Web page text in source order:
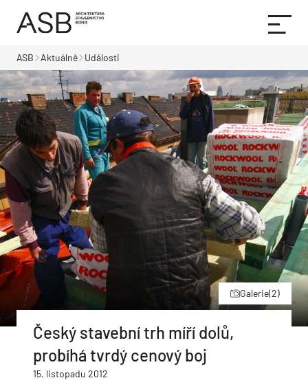
ASB Aktuálně Události
Galerie(2)
Český stavební trh míří dolů,
probíhá tvrdý cenový boj
15. listopadu 2012